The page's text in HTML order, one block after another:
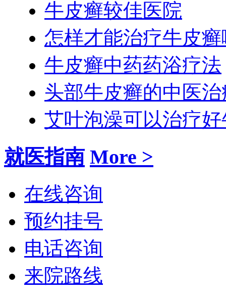
牛皮癣较佳医院
怎样才能治疗牛皮癣
牛皮癣中药药浴疗法
头部牛皮癣的中医
艾叶泡澡可以治疗
就医指南 More >
在线咨询
预约挂号
电话咨询
来院路线